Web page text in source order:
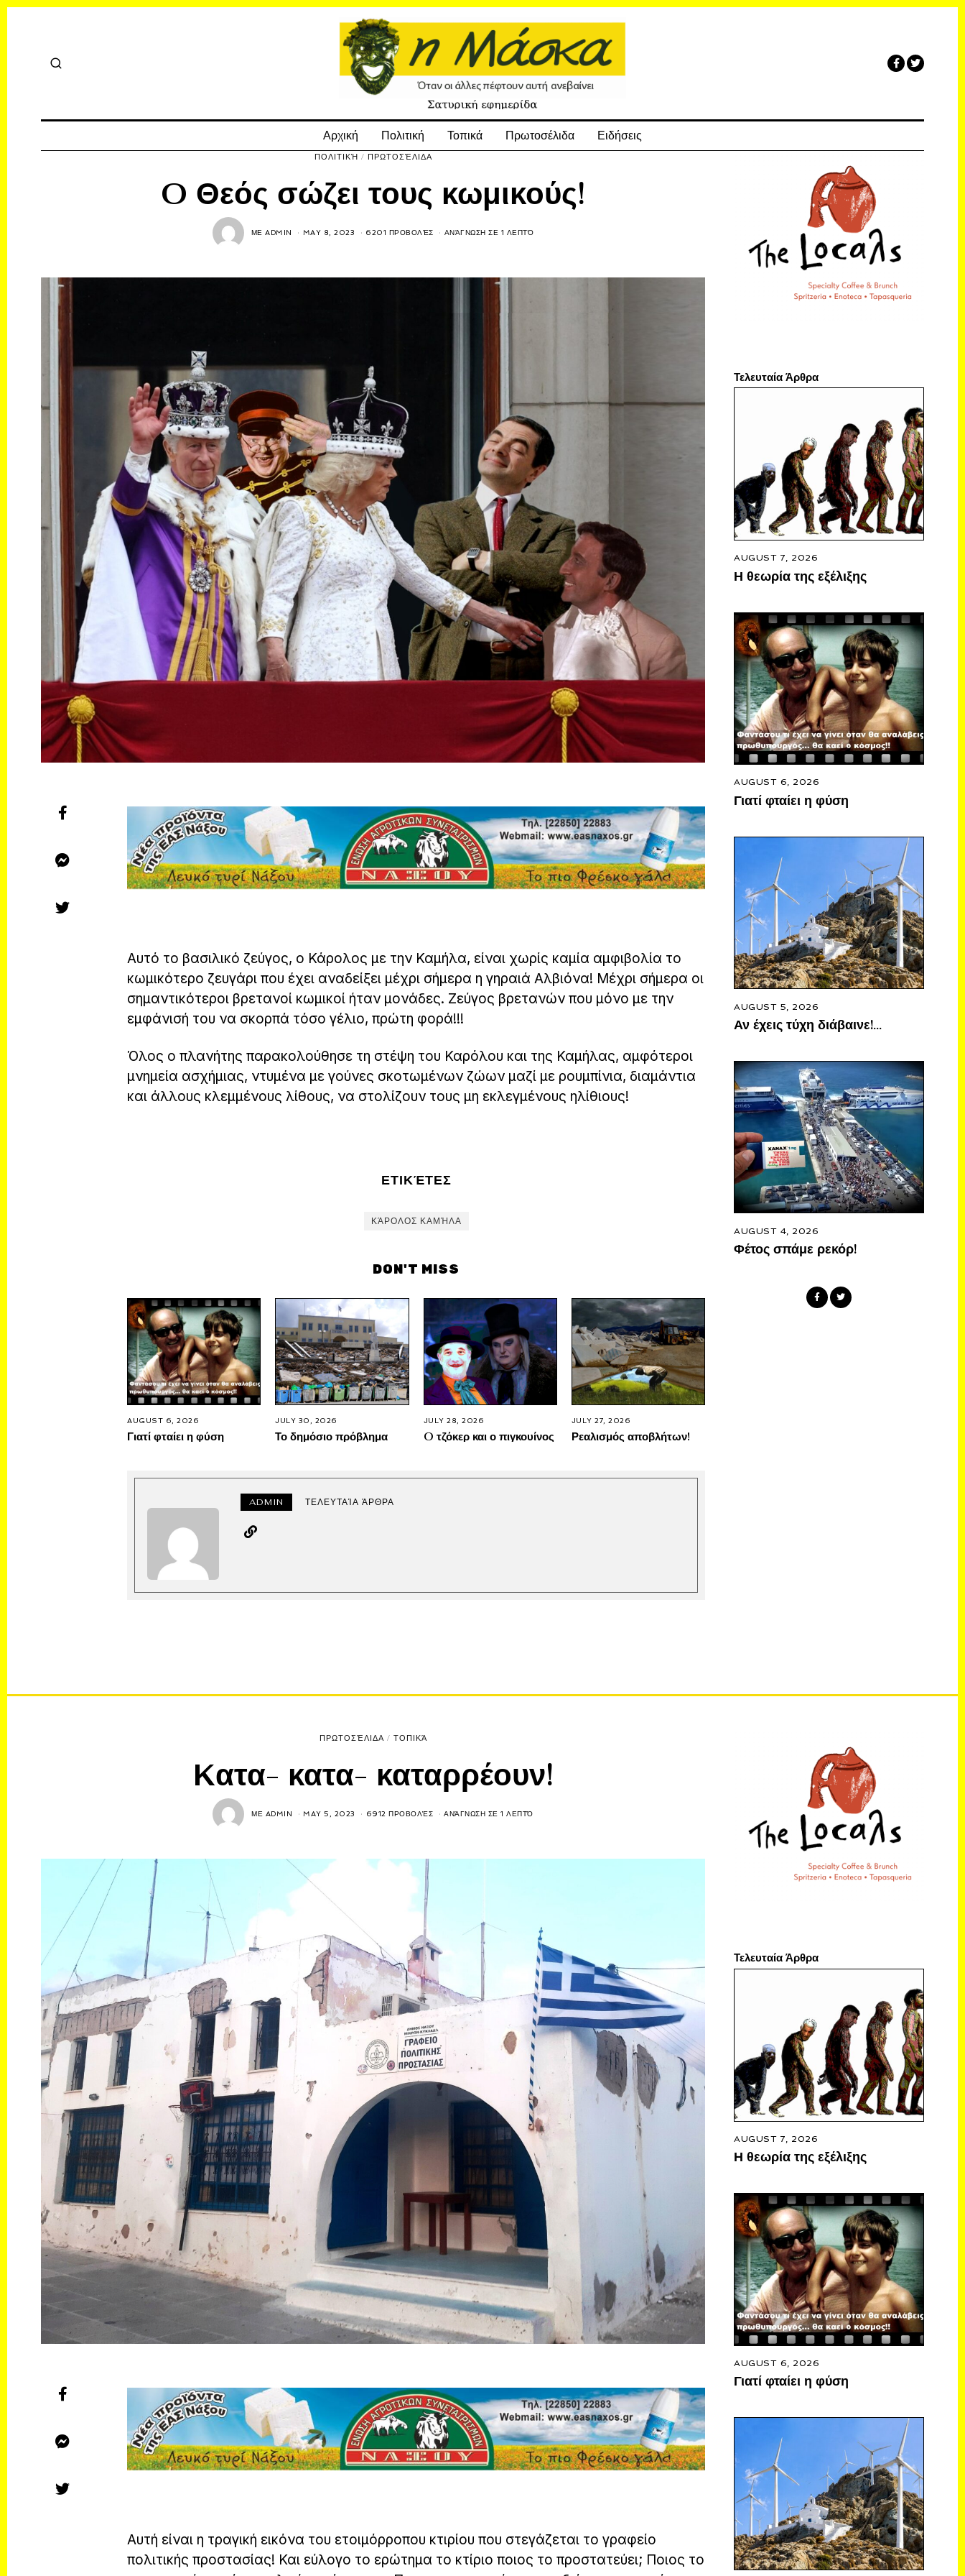
Αρχική Πολιτική Τοπικά Πρωτοσέλιδα Ειδήσεις
ΠΟΛΙΤΙΚΉ / ΠΡΩΤΟΣΈΛΙΔΑ
O Θεός σώζει τους κωμικούς!
ΜΕADMIN MAY 8, 2023 6201 ΠΡΟΒΟΛΈΣ ΑΝΆΓΝΩΣΗ ΣΕ 1 ΛΕΠΤΌ
Αυτό το βασιλικό ζεύγος, ο Κάρολος με την Καμήλα, είναι χωρίς καμία αμφιβολία το
κωμικότερο ζευγάρι που έχει αναδείξει μέχρι σήμερα η γηραιά Αλβιόνα! Μέχρι σήμερα οι
σημαντικότεροι βρετανοί κωμικοί ήταν μονάδες. Ζεύγος βρετανών που μόνο με την
εμφάνισή του να σκορπά τόσο γέλιο, πρώτη φορά!!!
Όλος ο πλανήτης παρακολούθησε τη στέψη του Καρόλου και της Καμήλας, αμφότεροι
μνημεία ασχήμιας, ντυμένα με γούνες σκοτωμένων ζώων μαζί με ρουμπίνια, διαμάντια
και άλλους κλεμμένους λίθους, να στολίζουν τους μη εκλεγμένους ηλίθιους!
ΕΤΙΚΈΤΕΣ
ΚΆΡΟΛΟΣ ΚΑΜΉΛΑ
DON'T MISS
AUGUST 6, 2026
Γιατί φταίει η φύση
JULY 30, 2026
Το δημόσιο πρόβλημα
JULY 28, 2026
O τζόκερ και ο πιγκουίνος
JULY 27, 2026
Ρεαλισμός αποβλήτων!
ADMIN ΤΕΛΕΥΤΑΊΑ ΆΡΘΡΑ
Τελευταία Άρθρα
AUGUST 7, 2026
Η θεωρία της εξέλιξης
AUGUST 6, 2026
Γιατί φταίει η φύση
AUGUST 5, 2026
Αν έχεις τύχη διάβαινε!…
AUGUST 4, 2026
Φέτος σπάμε ρεκόρ!
ΠΡΩΤΟΣΈΛΙΔΑ / ΤΟΠΙΚΆ
Kατα- κατα- καταρρέουν!
ΜΕ ADMIN MAY 5, 2023 6912 ΠΡΟΒΟΛΈΣ ΑΝΆΓΝΩΣΗ ΣΕ 1 ΛΕΠΤΌ
Αυτή είναι η τραγική εικόνα του ετοιμόρροπου κτιρίου που στεγάζεται το γραφείο
πολιτικής προστασίας! Και εύλογο το ερώτημα το κτίριο ποιος το προστατεύει; Ποιος το
Τελευταία Άρθρα
AUGUST 7, 2026
Η θεωρία της εξέλιξης
AUGUST 6, 2026
Γιατί φταίει η φύση